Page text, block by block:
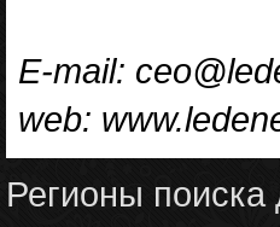
E-mail:
web:
Регионы